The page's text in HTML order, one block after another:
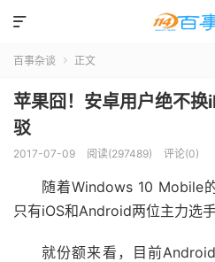

百事杂谈  正文
苹果囧！安卓用户绝不
驳
2017-07-09 阅读(297489) 评论(0)
随着Windows 10 Mobile
只有iOS和Android两位主力选手
就份额来看，目前